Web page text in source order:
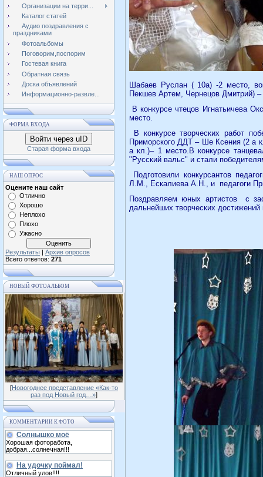
Организации на терри...
Каталог статей
Аудио поздравления с
праздниками
Фотоальбомы
Поговорим,поспорим
Гостевая книга
Обратная связь
Доска объявлений
Информационно-развле...
ФОРМА ВХОДА
Войти через uID
Старая форма входа
НАШ ОПРОС
Оцените наш сайт
Отлично
Хорошо
Неплохо
Плохо
Ужасно
Результаты | Архив опросов
Всего ответов: 271
НОВЫЙ ФОТОАЛЬБОМ
[Новогоднее представление «Как-то
раз под Новый год…»]
КОММЕНТАРИИ К ФОТО
Солнышко моё
Хорошая фоторабота,
добрая...солнечная!!!
На удочку поймал!
Отличный улов!!!!
Шабаев Руслан ( 10а) -2 место,
Пекшев Артем, Чернецов Дмитрий)
В конкурсе чтецов Игнатьичева
место.
В конкурсе творческих работ
Приморского ДДТ – Ше Ксения (2 а
а кл.)– 1 место. В конкурсе
"Русский вальс" и стали
Подготовили конкурсантов
Л.М., Ескалиева А.Н., и педагоги
Поздравляем юных артистов
с
дальнейших творческих достижений